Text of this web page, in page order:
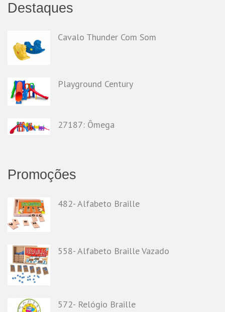
Destaques
Cavalo Thunder Com Som
Playground Century
27187: Ômega
Promoções
482- Alfabeto Braille
558- Alfabeto Braille Vazado
572- Relógio Braille